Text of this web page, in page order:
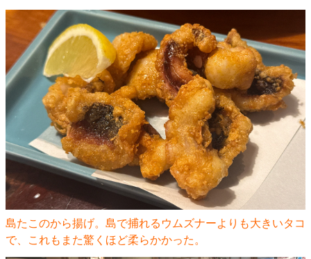
島たこのから揚げ。島で捕れるウムズナーよりも大きいタコ
で、これもまた驚くほど柔らかかった。